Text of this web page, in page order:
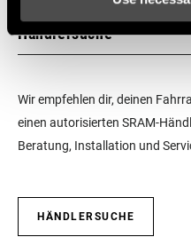
Händlersuche
Wir empfehlen dir, deinen
einen autorisierten SRAM-
Beratung, Installation und
HÄNDLERSUCHE